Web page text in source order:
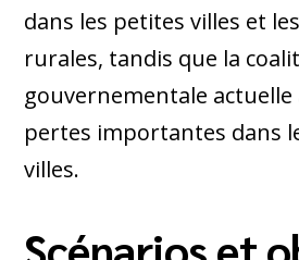
dans les petites villes et
rurales, tandis que la
gouvernementale actuelle
pertes importantes dans
villes.
Scénarios et